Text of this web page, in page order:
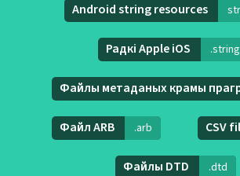
Android string resources
Радкі Apple iOS
Файлы метаданых крамы
Файл ARB .arb CSV
Файлы DTD .dtd